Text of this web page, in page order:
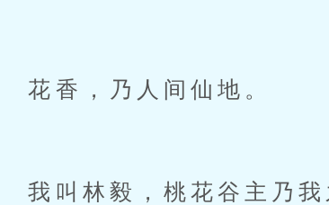
花香，乃人间仙地。
我叫林毅，桃花谷主乃